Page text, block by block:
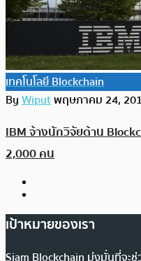
เทคโนโลยี Blockchain
ByWiputพฤษภาคม 24,
IBM จ้างนักวิจัยด้าน
2,000 คน
เป้าหมายของเรา